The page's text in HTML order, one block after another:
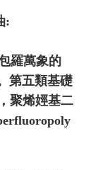
:
羅萬象的
第五類基礎
聚烯娙基二